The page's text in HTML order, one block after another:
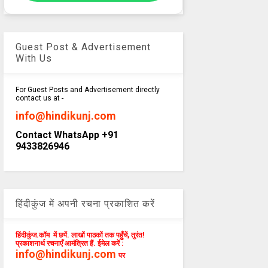
Guest Post & Advertisement
With Us
For Guest Posts and Advertisement directly
contact us at -
info@hindikunj.com
Contact WhatsApp +91
9433826946
हिंदीकुंज में अपनी रचना प्रकाशित करें
हिंदीकुंज.कॉम में छपें. लाखों पाठकों तक पहुँचें, तुरंत!
प्रकाशनार्थ रचनाएँ आमंत्रित हैं. ईमेल करें :
info@hindikunj.com पर